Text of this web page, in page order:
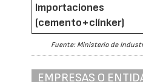
Importaciones
(cemento+clínker)
Fuente: Ministerio de
EMPRESAS O